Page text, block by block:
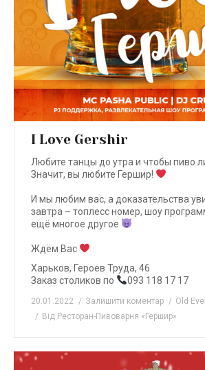
I Love Gershir
Любите танцы до утра и чтобы пиво
Значит, вы любите Гершир!
И мы любим вас, а доказательства
завтра – топлесс номер, шоу
ещё многое другое
Ждём Вас
Харьков, Героев Труда, 46
Заказ столиков по
093 118 17 17
20.01.2022 Залишити коментар
Old
Від Ресторан-Пивоварня «Гершир»